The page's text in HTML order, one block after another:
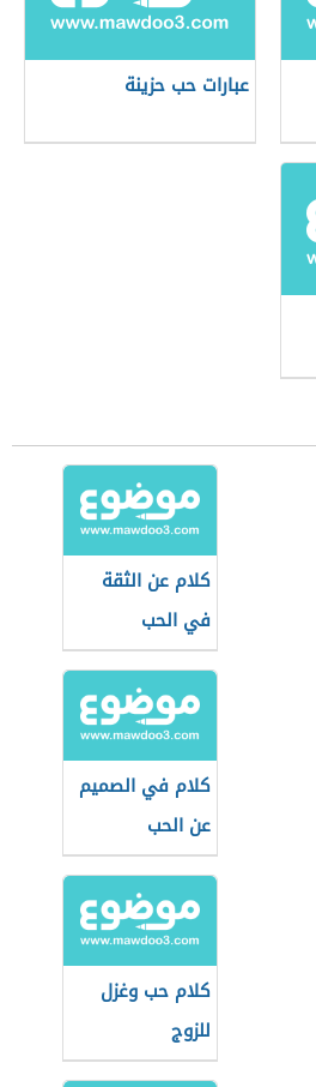
عبارات حب حزينة
كلام عن الثقة
في الحب
كلام في الصميم
عن الحب
كلام حب وغزل
للزوج